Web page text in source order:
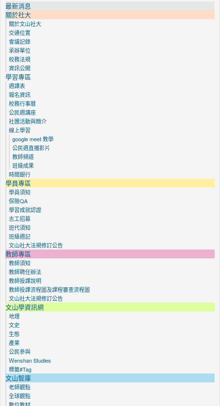
最新消息
關於社大
關於文山社大
交通位置
會議記錄
承辦單位
校務法規
資訊公開
學習專區
週課表
報名資訊
校務行事曆
公民週講座
社團活動與簡介
線上學習
google meet 教學
公民週直播影片
教師頻道
班級成果
時間銀行
學員專區
學員須知
保險QA
學習成就認證
志工招募
班代須知
班級週記
文山社大法規修訂公告
教師專區
教師須知
教師聘任辦法
教師投課說明
教師投課流程圖及課程審查流程圖
文山社大法規修訂公告
文山學資訊網
地理
文史
生態
產業
公民參與
Ｗenshan Studies
標籤#Tag
文山智庫
老師觀點
全球觀點
數位教材